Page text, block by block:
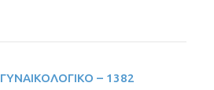
ΓΥΝΑΙΚΟΛΟΓΙΚΟ – 1382